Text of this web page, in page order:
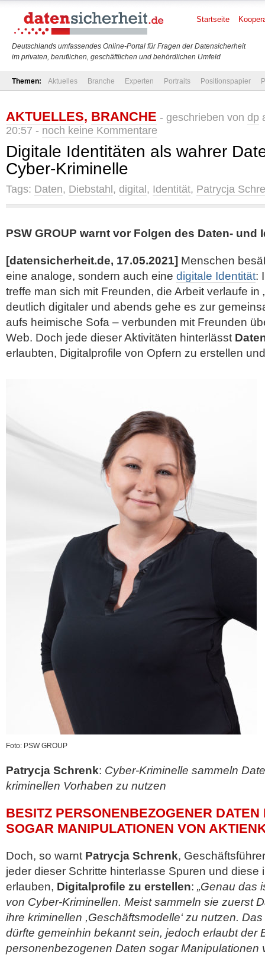
Deutschlands umfassendes Online-Portal für Fragen der Datensicherheit
im privaten, beruflichen, geschäftlichen und behördlichen Umfeld
Startseite
Themen: Aktuelles Branche Experten Portraits Positionspapier
AKTUELLES, BRANCHE - geschrieben von dp
20:57 - noch keine Kommentare
Digitale Identitäten als wahrer
Cyber-Kriminelle
Tags: Daten, Diebstahl , digital , Identität, Patrycja
PSW GROUP warnt vor Folgen des Daten-
[datensicherheit.de, 17.05.2021] Menschen
eine analoge, sondern auch eine digitale Identität:
treffe man sich mit Freunden, die Arbeit verlaufe in
deutlich digitaler und abends gehe es zur
aufs heimische Sofa – verbunden mit Freunden
Web. Doch jede dieser Aktivitäten hinterlässt
erlaubten, Digitalprofile von Opfern zu erstellen
Foto: PSW GROUP
Patrycja Schrenk: Cyber-Kriminelle sammeln
kriminellen Vorhaben zu nutzen
BESITZ PERSONENBEZOGENER DATEN
SOGAR MANIPULATIONEN VON
Doch, so warnt Patrycja Schrenk,
jeder dieser Schritte hinterlasse Spuren und diese
erlauben, Digitalprofile zu erstellen: „Genau das
von Cyber-Kriminellen. Meist sammeln sie zuerst
ihre kriminellen ,Geschäftsmodelle‘ zu nutzen.
dürfte gemeinhin bekannt sein, jedoch erlaubt der
personenbezogenen Daten sogar Manipulationen